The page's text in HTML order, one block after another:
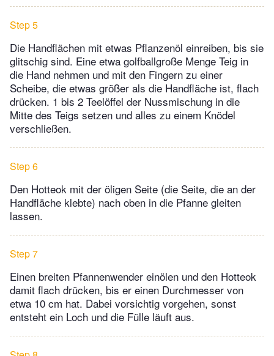
Step 5
Die Handflächen mit etwas Pflanzenöl einreiben, bis sie
glitschig sind. Eine etwa golfballgroße Menge Teig in
die Hand nehmen und mit den Fingern zu einer
Scheibe, die etwas größer als die Handfläche ist, flach
drücken. 1 bis 2 Teelöffel der Nussmischung in die
Mitte des Teigs setzen und alles zu einem Knödel
verschließen.
Step 6
Den Hotteok mit der öligen Seite (die Seite, die an der
Handfläche klebte) nach oben in die Pfanne gleiten
lassen.
Step 7
Einen breiten Pfannenwender einölen und den Hotteok
damit flach drücken, bis er einen Durchmesser von
etwa 10 cm hat. Dabei vorsichtig vorgehen, sonst
entsteht ein Loch und die Fülle läuft aus.